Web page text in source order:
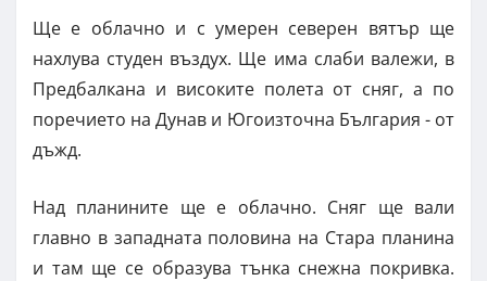
Ще е облачно и с умерен северен вятър ще
нахлува студен въздух. Ще има слаби валежи, в
Предбалкана и високите полета от сняг, а по
поречието на Дунав и Югоизточна България - от
дъжд.
Над планините ще е облачно. Сняг ще вали
главно в западната половина на Стара планина
и там ще се образува тънка снежна покривка.